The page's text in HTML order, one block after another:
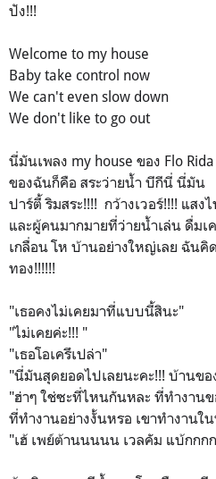
ปัง!!!
Welcome to my house
Baby take control now
We can't even slow down
We don't like to go out
นี่มันเพลง my house ของ Flo
ของฉันก็คือ สระว่ายน้ำ บีกีนี่ นี่มัน
ปาร์ตี้ ริมสระ!!!! กว้างเวอร์!!!! แส
และผู้คนมากมายที่ว่ายน้ำเล่น ดื่มเ
เกลื่อน โห บ้านอย่างใหญ่เลย ฉัน
ทอง!!!!!!
"เธอคงไม่เคยมาที่แบบนี้สินะ"
"ไม่เคยค่ะ!!! "
"เธอโอเครึเปล่า"
"นี่มันสุดยอดไปเลยนะคะ!!! บ้านข
"ฮ่าๆ ใช่ซะที่ไหนกันหละ ที่ทำงาน
ที่ทำงานอย่างงั้นหรอ เขาทำงาน
"เฮ้ เพย์ต้านนนนน เวลคัม แบ้กกก